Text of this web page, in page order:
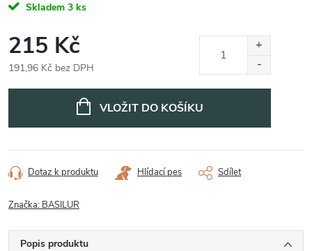
Skladem 3 ks
215 Kč
191,96 Kč bez DPH
VLOŽIT DO KOŠÍKU
Dotaz k produktu Hlídací pes Sdílet
Značka: BASILUR
Popis produktu